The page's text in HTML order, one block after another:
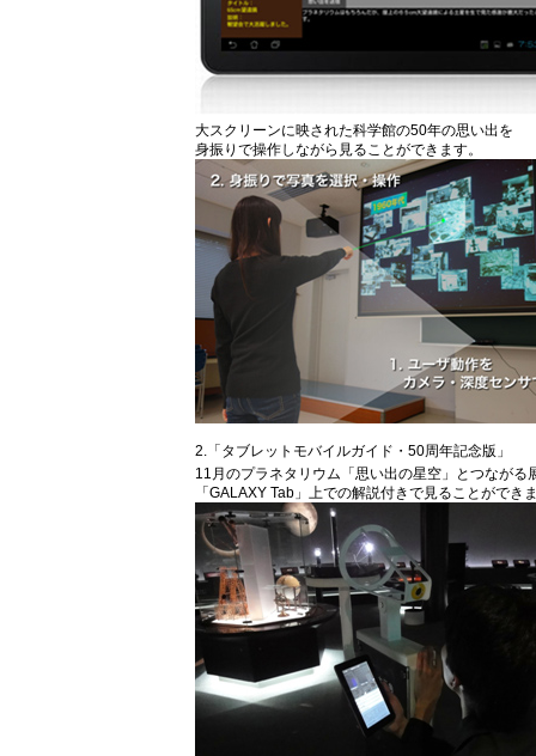
大スクリーンに映された科学館の50年の思い出を
身振りで操作しながら見ることができます。
2.「タブレットモバイルガイド・50周年記念版」
11月のプラネタリウム「思い出の星空」とつながる
「GALAXY Tab」上での解説付きで見ることができ